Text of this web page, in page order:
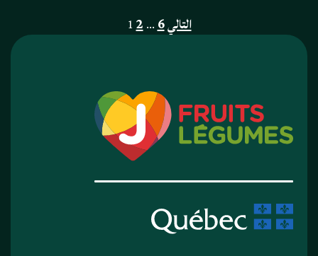
POSTS 12…6التالي